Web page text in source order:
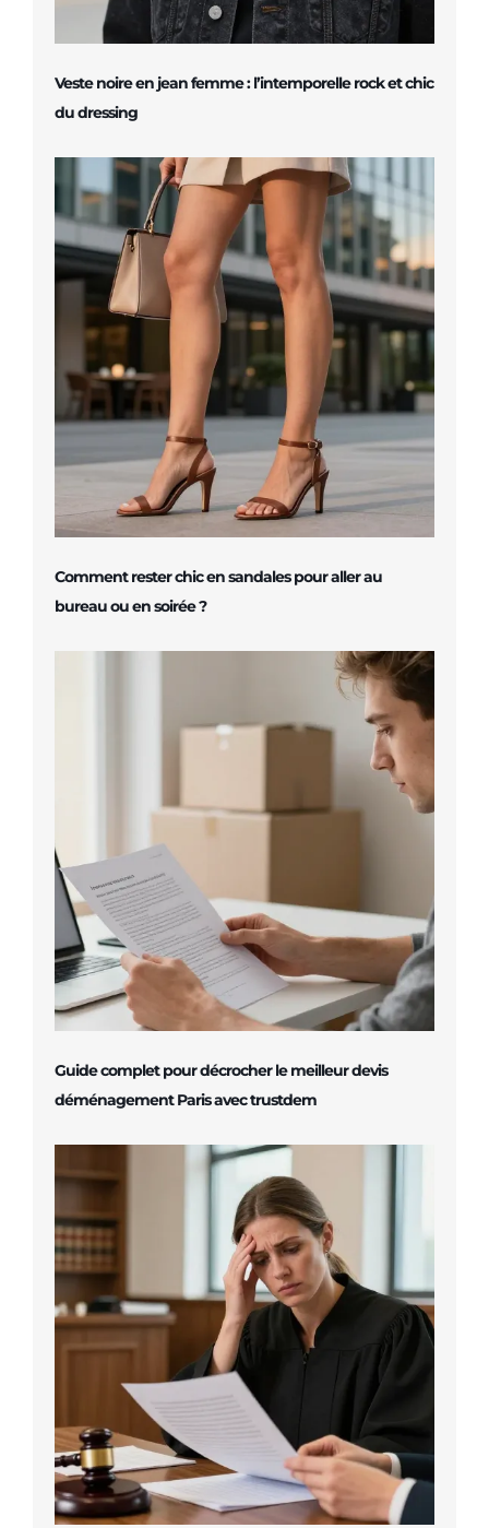
Veste noire en jean femme : l’intemporelle rock et chic
du dressing
Comment rester chic en sandales pour aller au
bureau ou en soirée ?
Guide complet pour décrocher le meilleur devis
déménagement Paris avec trustdem